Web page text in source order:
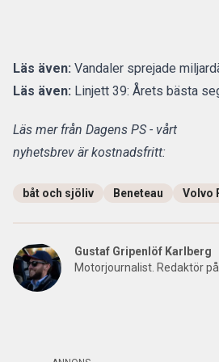
Läs även: Vandaler sprejade
Läs även: Linjett 39: Årets bästa
Läs mer från Dagens PS - vårt
nyhetsbrev är kostnadsfritt:
båt och sjöliv Beneteau Volvo
Gustaf Gripenlöf Karlberg
Motorjournalist. Redaktör